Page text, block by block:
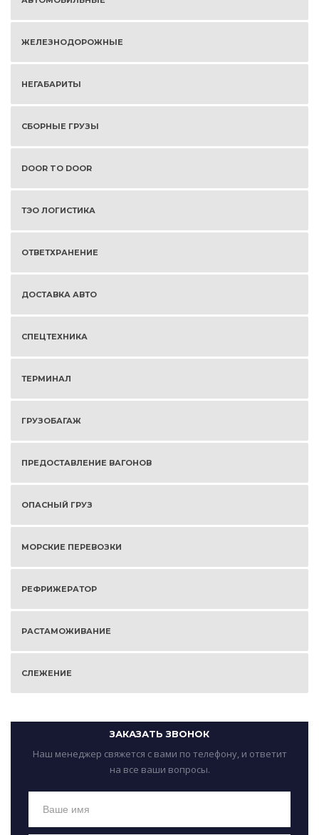
ЖЕЛЕЗНОДОРОЖНЫЕ
НЕГАБАРИТЫ
СБОРНЫЕ ГРУЗЫ
DOOR TO DOOR
ТЭО ЛОГИСТИКА
ОТВЕТХРАНЕНИЕ
ДОСТАВКА АВТО
СПЕЦТЕХНИКА
ТЕРМИНАЛ
ГРУЗОБАГАЖ
ПРЕДОСТАВЛЕНИЕ ВАГОНОВ
ОПАСНЫЙ ГРУЗ
МОРСКИЕ ПЕРЕВОЗКИ
РЕФРИЖЕРАТОР
РАСТАМОЖИВАНИЕ
СЛЕЖЕНИЕ
ЗАКАЗАТЬ ЗВОНОК
Наш менеджер свяжется с вами по телефону, и ответит
на все ваши вопросы.